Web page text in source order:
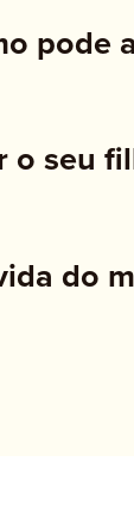
pode
seu
do